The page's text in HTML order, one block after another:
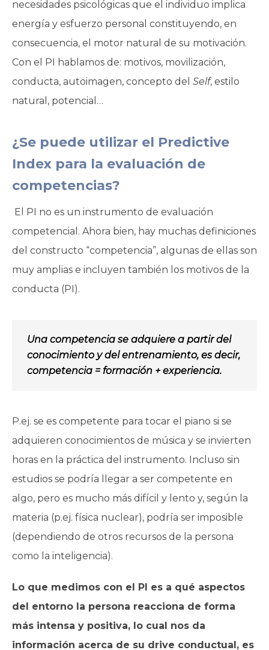
necesidades psicológicas que el individuo implica
energía y esfuerzo personal constituyendo, en
consecuencia, el motor natural de su motivación.
Con el PI hablamos de: motivos, movilización,
conducta, autoimagen, concepto del Self, estilo
natural, potencial…
¿Se puede utilizar el Predictive
Index para la evaluación de
competencias?
El PI no es un instrumento de evaluación
competencial. Ahora bien, hay muchas definiciones
del constructo “competencia”, algunas de ellas son
muy amplias e incluyen también los motivos de la
conducta (PI).
Una competencia se adquiere a partir del
conocimiento y del entrenamiento, es decir,
competencia = formación + experiencia.
P.ej. se es competente para tocar el piano si se
adquieren conocimientos de música y se invierten
horas en la práctica del instrumento. Incluso sin
estudios se podría llegar a ser competente en
algo, pero es mucho más difícil y lento y, según la
materia (p.ej. física nuclear), podría ser imposible
(dependiendo de otros recursos de la persona
como la inteligencia).
Lo que medimos con el PI es a qué aspectos
del entorno la persona reacciona de forma
más intensa y positiva, lo cual nos da
información acerca de su drive conductual, es